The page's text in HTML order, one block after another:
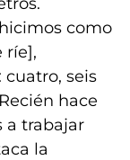
como
ríe],
seis
hace
a trabajar
la